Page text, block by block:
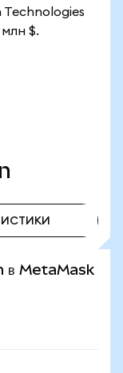
Technologies
$.
в MetaMask